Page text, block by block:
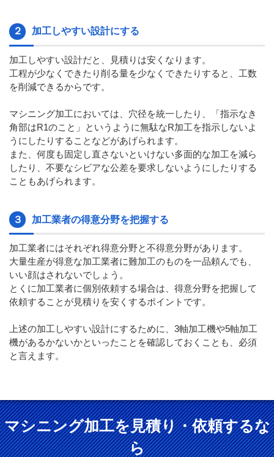
２ 加工しやすい設計にする
加工しやすい設計だと、見積りは安くなります。
工程が少なくできたり削る量を少なくできたりすると、工数
を削減できるからです。
マシニング加工においては、穴径を統一したり、「指示なき
角部はR1のこと」というように無駄なR加工を指示しないよ
うにしたりすることなどがあげられます。
また、何度も固定し直さないといけない多面的な加工を減ら
したり、不要なシビアな公差を要求しないようにしたりする
こともあげられます。
３ 加工業者の得意分野を把握する
加工業者にはそれぞれ得意分野と不得意分野があります。
大量生産が得意な加工業者に難加工のものを一品頼んでも、
いい顔はされないでしょう。
とくに加工業者に個別依頼する場合は、得意分野を把握して
依頼することが見積りを安くするポイントです。
上述の加工しやすい設計にするために、3軸加工機や5軸加工
機があるかないかといったことを確認しておくことも、必須
と言えます。
マシニング加工を見積り・依頼するな
ら